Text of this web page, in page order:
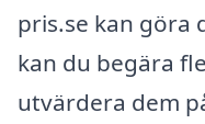
pris.se kan göra
kan du begära
utvärdera dem